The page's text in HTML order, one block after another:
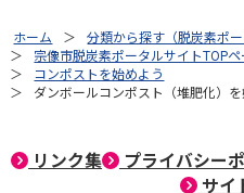
ホーム
分類から探す（脱炭素ポー
宗像市脱炭素ポータルサイトTOPペ
コンポストを始めよう
ダンボールコンポスト（堆肥化）を
リンク集 プライバシー
サイ